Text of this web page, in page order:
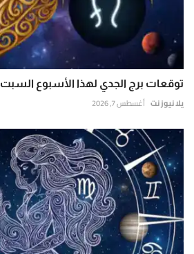
توقعات برج الجدي لهذا الأسبوع السبت 8 أغسطس 2026
يلا نيوز نت أغسطس 7, 2026